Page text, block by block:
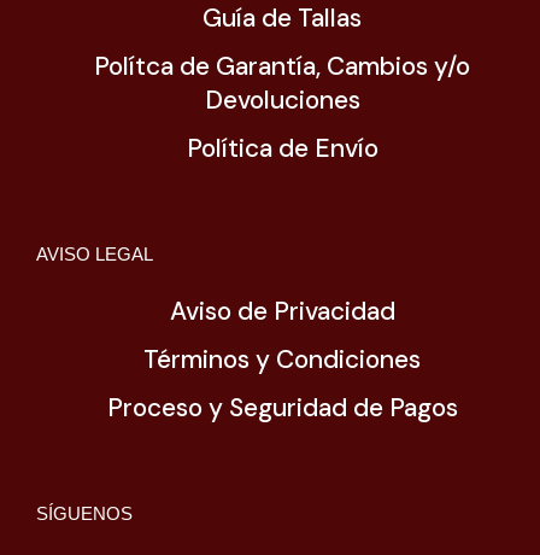
Guía de Tallas
Polítca de Garantía, Cambios y/o
Devoluciones
Política de Envío
AVISO LEGAL
Aviso de Privacidad
Términos y Condiciones
Proceso y Seguridad de Pagos
SÍGUENOS